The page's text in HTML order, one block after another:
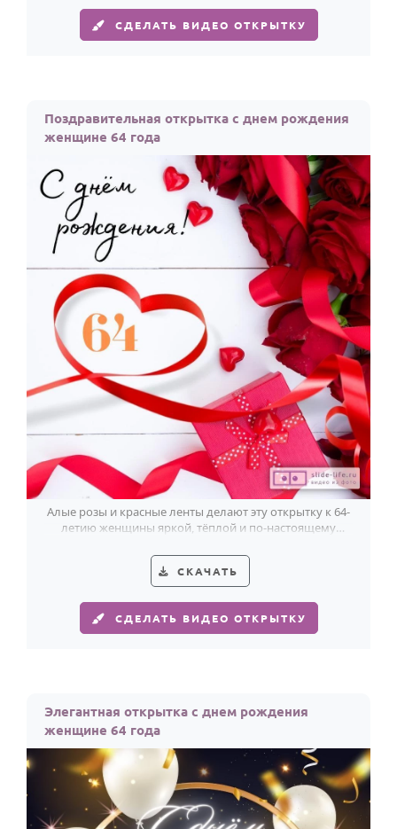
СДЕЛАТЬ ВИДЕО ОТКРЫТКУ
Поздравительная открытка с днем рождения
женщине 64 года
Алые розы и красные ленты делают эту открытку к 64-
летию женщины яркой, тёплой и по-настоящему
СКАЧАТЬ
СДЕЛАТЬ ВИДЕО ОТКРЫТКУ
Элегантная открытка с днем рождения
женщине 64 года